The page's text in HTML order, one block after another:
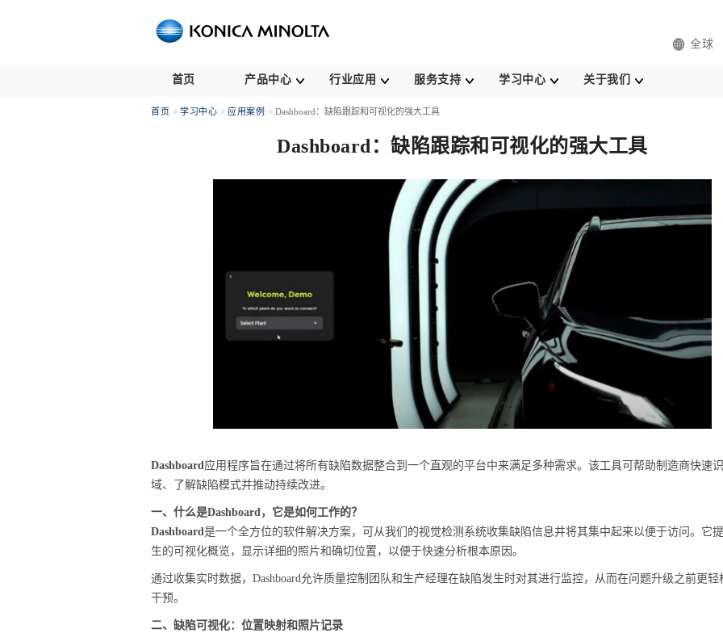
全球
首页 产品中心 行业应用 服务支持 学习中心 关于我们
首页 学习中心 应用案例 Dashboard：缺陷跟踪和可视化的强大工具
Dashboard：缺陷跟踪和可视化的强大工具
Dashboard 应用程序旨在通过将所有缺陷数据整合到一个直观的平台中来满足多种需求。该工具可帮助制造商快速
域、了解缺陷模式并推动持续改进。
一、什么是Dashboard，它是如何工作的？
Dashboard 是一个全方位的软件解决方案，可从我们的视觉检测系统收集缺陷信息并将其集中起来以便于访问。它
生的可视化概览，显示详细的照片和确切位置，以便于快速分析根本原因。
通过收集实时数据，Dashboard允许质量控制团队和生产经理在缺陷发生时对其进行监控，从而在问题升级之前更轻
干预。
二、缺陷可视化：位置映射和照片记录